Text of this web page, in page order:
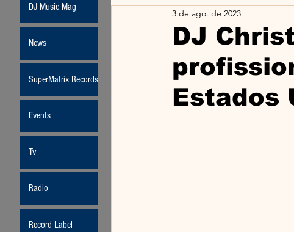
Jean-Michel Jarre
DJ
Estados
3 de ago. de 2023
DJ Music Mag
News
SuperMatrix Records
Events
Tv
Radio
Record Label